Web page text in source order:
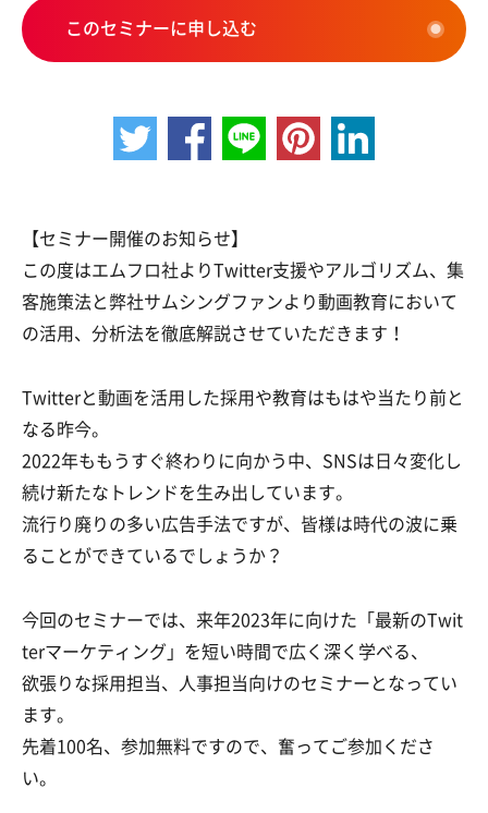
このセミナーに申し込む
【セミナー開催のお知らせ】
この度はエムフロ社よりTwitter支援やアルゴリズム、集
客施策法と弊社サムシングファンより動画教育において
の活用、分析法を徹底解説させていただきます！
Twitterと動画を活用した採用や教育はもはや当たり前と
なる昨今。
2022年ももうすぐ終わりに向かう中、SNSは日々変化し
続け新たなトレンドを生み出しています。
流行り廃りの多い広告手法ですが、皆様は時代の波に乗
ることができているでしょうか？
今回のセミナーでは、来年2023年に向けた「最新のTwit
terマーケティング」を短い時間で広く深く学べる、
欲張りな採用担当、人事担当向けのセミナーとなってい
ます。
先着100名、参加無料ですので、奮ってご参加くださ
い。